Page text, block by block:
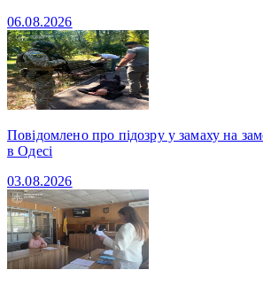
06.08.2026
Повідомлено про підозру у замаху на
в Одесі
03.08.2026